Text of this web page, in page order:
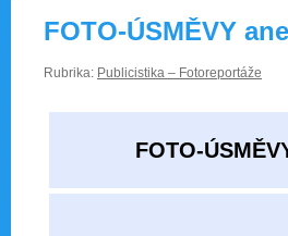
FOTO-ÚSMĚVY
Rubrika: Publicistika – Fotoreportáže
FOTO-